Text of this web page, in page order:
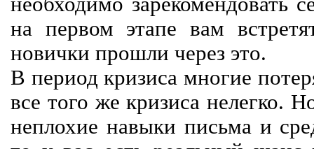
на первом этапе вам
новички прошли через это.
В период кризиса многие
все того же кризиса нелегко.
неплохие навыки письма и